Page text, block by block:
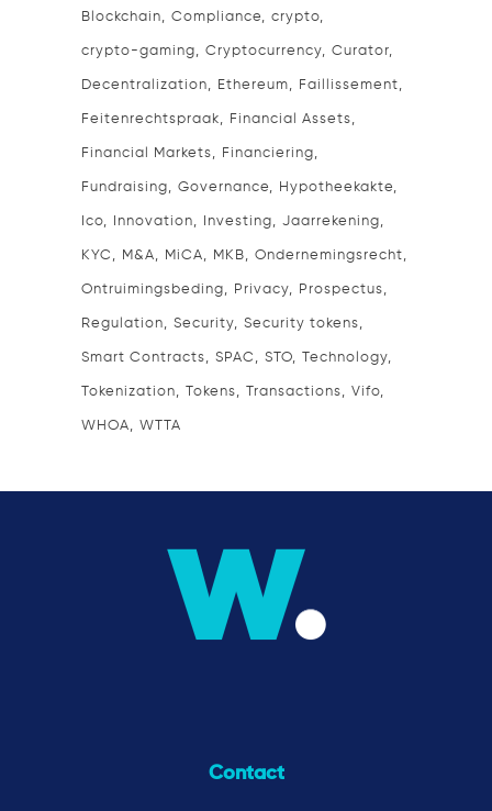
Blockchain Compliance crypto
crypto-gaming Cryptocurrency Curator
Decentralization Ethereum Faillissement
Feitenrechtspraak Financial Assets
Financial Markets Financiering
Fundraising Governance Hypotheekakte
Ico Innovation Investing Jaarrekening
KYC M&A MiCA MKB Ondernemingsrecht
Ontruimingsbeding Privacy Prospectus
Regulation Security Security tokens
Smart Contracts SPAC STO Technology
Tokenization Tokens Transactions Vifo
WHOA WTTA
Contact